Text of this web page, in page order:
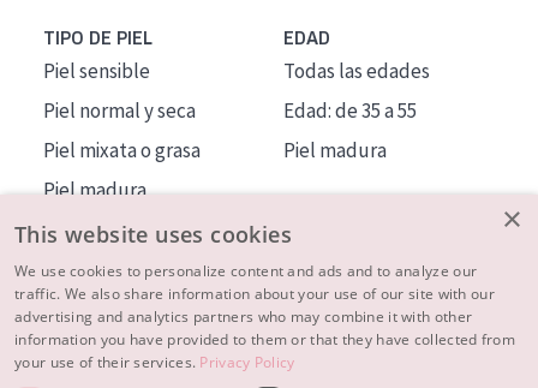
TIPO DE PIEL
Piel sensible
Piel normal y seca
Piel mixata o grasa
Piel madura
Piel expuesta al sol
Piel menopáusica
EDAD
Todas las edades
Edad: de 35 a 55
Piel madura
MÁS SOBRE NOSOTROS
INSPIRACIÓN
×
This website uses cookies
We use cookies to personalize content and ads and to analyze our
traffic. We also share information about your use of our site with our
advertising and analytics partners who may combine it with other
information you have provided to them or that they have collected from
your use of their services. Privacy Policy